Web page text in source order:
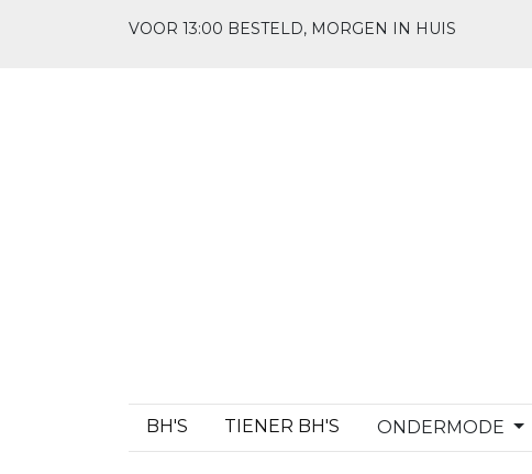
VOOR 13:00 BESTELD, MORGEN IN HUIS
BH'S TIENER BH'S ONDERMODE